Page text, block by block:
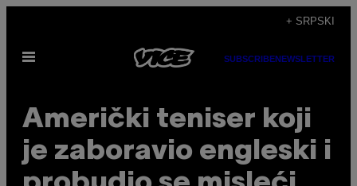
садржај
+ SRPSKI
Otvori
SUBSCRIBENEWSLETTER
Američki teniser koji
je zaboravio engleski i